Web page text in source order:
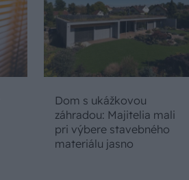
Dom s ukážkovou
záhradou: Majitelia mali
pri výbere stavebného
materiálu jasno